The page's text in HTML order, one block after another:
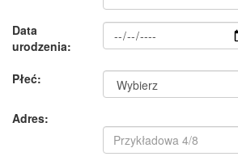
Data
urodzenia:
Płeć:
Adres: